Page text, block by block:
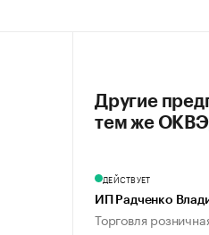
Другие
тем же
ДЕЙСТВУЕТ
ИП Радченко
Торговля